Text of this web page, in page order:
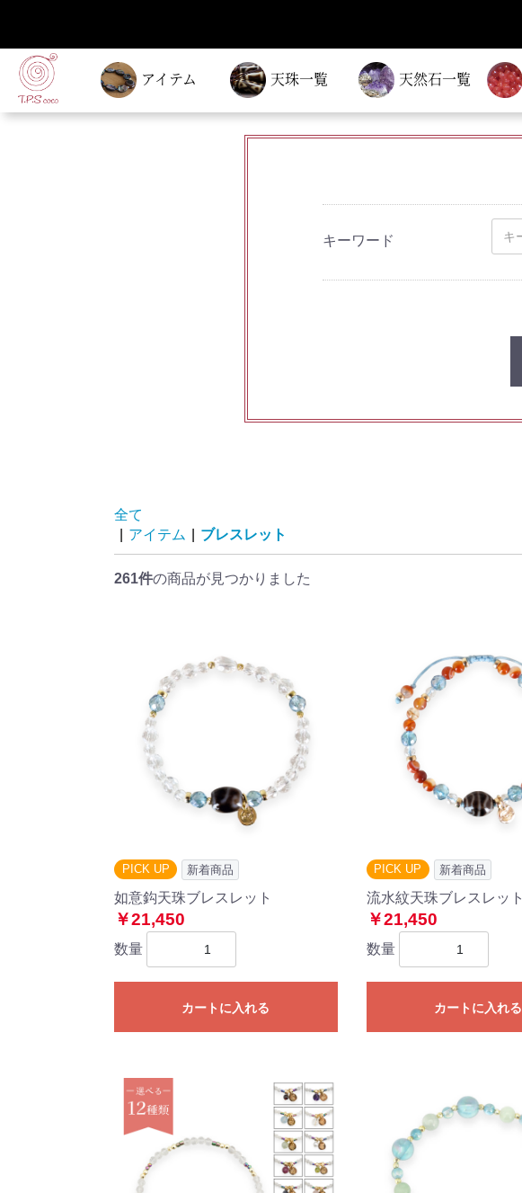
アイテム 天珠一覧 天然石一覧
キーワード
全て
アイテム ブレスレット
261件の商品が見つかりました
PICK UP 新着商品
如意鈎天珠ブレスレット
￥21,450
数量
カートに入れる
PICK UP 新着商品
流水紋天珠ブレスレット
￥21,450
数量
カートに入れる